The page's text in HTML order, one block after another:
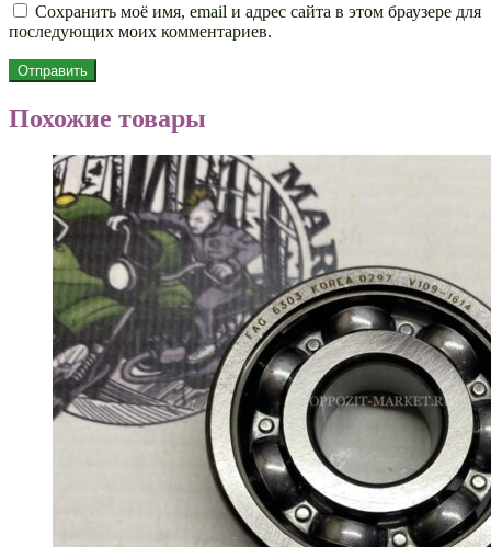
Сохранить моё имя, email и адрес сайта в этом браузере для
последующих моих комментариев.
Похожие товары